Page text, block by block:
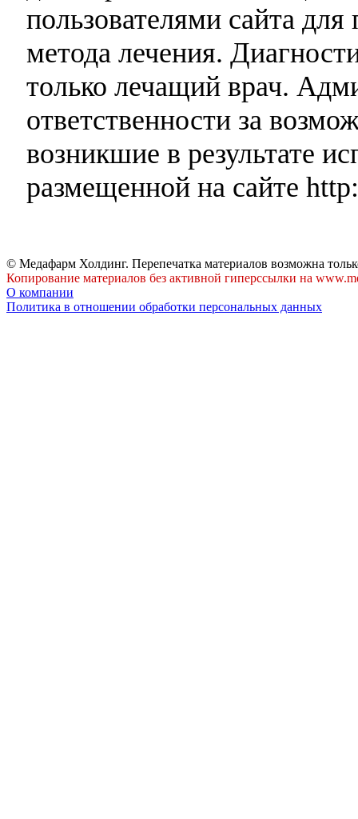
пользователями сайта
метода лечения.
только лечащий врач.
ответственности за
возникшие в результате
размещенной на сайте
© Медафарм Холдинг. Перепечатка материалов возможна
Копирование материалов без активной гиперссылки на
О компании
Политика в отношении обработки персональных данных